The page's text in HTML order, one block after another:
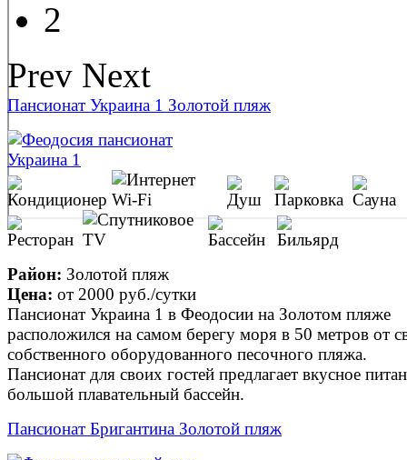
2
Prev Next
Пансионат Украина 1 Золотой пляж
Район: Золотой пляж
Цена: от 2000 руб./сутки
Пансионат Украина 1 в Феодосии на Золотом пляже
расположился на самом берегу моря в 50 метров от
собственного оборудованного песочного пляжа.
Пансионат для своих гостей предлагает вкусное
большой плавательный бассейн.
Пансионат Бригантина Золотой пляж